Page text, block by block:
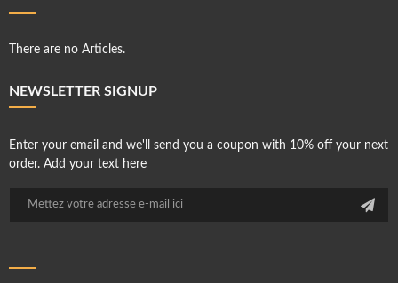
There are no Articles.
NEWSLETTER SIGNUP
Enter your email and we'll send you a coupon with 10% off your next
order. Add your text here